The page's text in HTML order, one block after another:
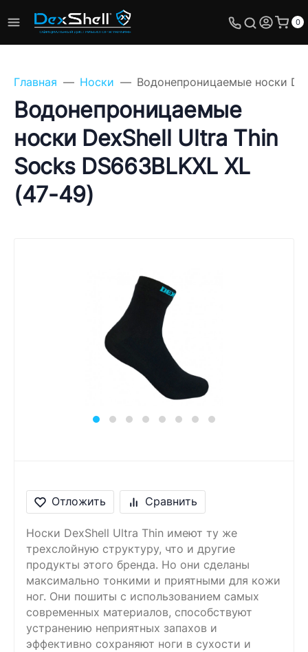
0
Главная Носки Водонепроницаемые носки
Водонепроницаемые
носки DexShell Ultra Thin
Socks DS663BLKXL XL
(47-49)
Отложить Сравнить
Носки DexShell Ultra Thin имеют ту же
трехслойную структуру, что и другие
продукты этого бренда. Но они сделаны
максимально тонкими и приятными для кожи
ног. Они пошиты с использованием самых
современных материалов, способствуют
устранению неприятных запахов и
эффективно сохраняют ноги в сухости и
Задайте свой вопрос,
мы обязательно